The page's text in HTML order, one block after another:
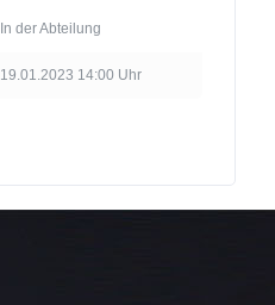
In der Abteilung
19.01.2023 14:00 Uhr